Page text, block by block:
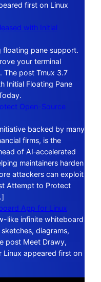
first on Linux
with Initial
floating pane support.
your terminal
post Tmux 3.7
Initial Floating Pane
Open-Source
backed by many
firms, is the
of AI‑accelerated
maintainers harden
attackers can exploit
Attempt to Protect
App for Linux
like infinite whiteboard
diagrams,
post Meet Drawy,
Linux appeared first on